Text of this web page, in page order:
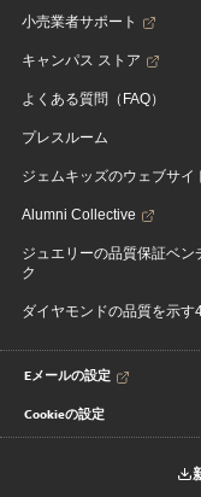
小売業者サポート
キャンパス ストア
よくある質問（FAQ）
プレスルーム
ジェムキッズのウェブサイ
Alumni Collective
ジュエリーの品質保証ベン
ク
ダイヤモンドの品質を示す
Eメールの設定
Cookieの設定